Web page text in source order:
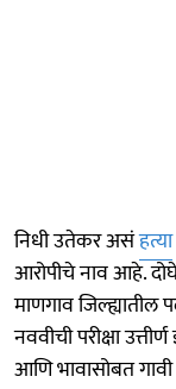
निधी उतेकर असंहत्या
आरोपीचे नाव आहे.
माणगाव जिल्ह्यातील
नववीची परीक्षा
आणि भावासोबत